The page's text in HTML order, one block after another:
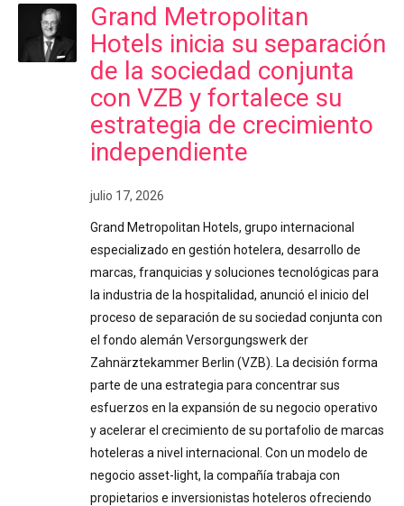
Grand Metropolitan
Hotels inicia su separación
de la sociedad conjunta
con VZB y fortalece su
estrategia de crecimiento
independiente
julio 17, 2026
Grand Metropolitan Hotels, grupo internacional
especializado en gestión hotelera, desarrollo de
marcas, franquicias y soluciones tecnológicas para
la industria de la hospitalidad, anunció el inicio del
proceso de separación de su sociedad conjunta con
el fondo alemán Versorgungswerk der
Zahnärztekammer Berlin (VZB). La decisión forma
parte de una estrategia para concentrar sus
esfuerzos en la expansión de su negocio operativo
y acelerar el crecimiento de su portafolio de marcas
hoteleras a nivel internacional. Con un modelo de
negocio asset-light, la compañía trabaja con
propietarios e inversionistas hoteleros ofreciendo